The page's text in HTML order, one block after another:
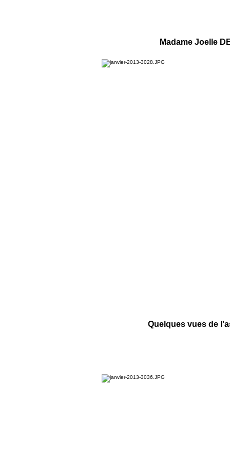
Madame Joelle
Quelques vues de